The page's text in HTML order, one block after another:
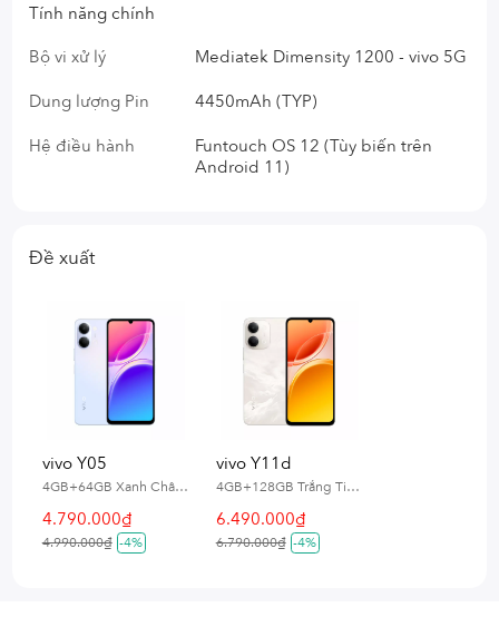
Tính năng chính
Bộ vi xử lý
Mediatek Dimensity 1200 - vivo 5G
Dung lượng Pin
4450mAh (TYP)
Hệ điều hành
Funtouch OS 12 (Tùy biến trên
Android 11)
Đề xuất
vivo Y05
4GB+64GB Xanh Chân Trời
4.790.000₫
4.990.000₫ -4%
vivo Y11d
4GB+128GB Trắng Tinh Vân
6.490.000₫
6.790.000₫ -4%